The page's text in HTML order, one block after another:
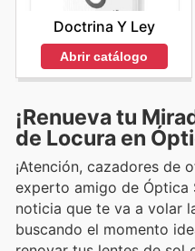
Doctrina Y Ley
Abrir catálogo
¡Renueva tu
de Locura en
¡Atención, cazadores de
experto amigo de Óptica
noticia que te va a volar
buscando el momento